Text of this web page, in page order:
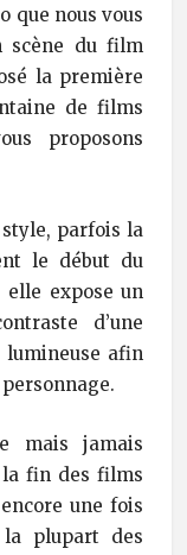
que nous vous
scène du film
la première
de films
proposons
parfois la
le début du
elle expose un
d’une
lumineuse afin
mais jamais
fin des films
une fois
plupart des